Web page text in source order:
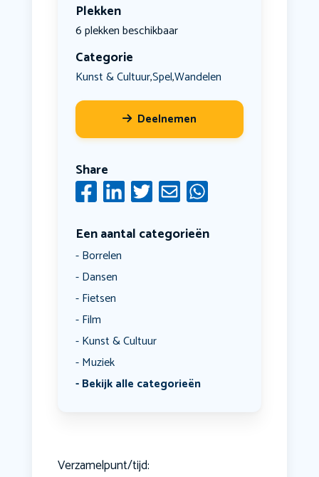
Plekken
6 plekken beschikbaar
Categorie
Kunst & Cultuur,Spel,Wandelen
Deelnemen
Share
Een aantal categorieën
Borrelen
Dansen
Fietsen
Film
Kunst & Cultuur
Muziek
Bekijk alle categorieën
Verzamelpunt/tijd: